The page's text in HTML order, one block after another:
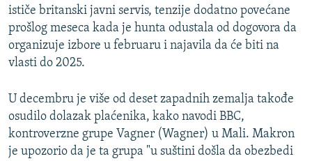
ističe britanski javni servis, tenzije dodatno povećane
prošlog meseca kada je hunta odustala od dogovora da
organizuje izbore u februaru i najavila da će biti na
vlasti do 2025.
U decembru je više od deset zapadnih zemalja takođe
osudilo dolazak plaćenika, kako navodi BBC,
kontroverzne grupe Vagner (Wagner) u Mali. Makron
je upozorio da je ta grupa "u suštini došla da obezbedi